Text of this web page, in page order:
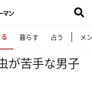
暮らす 占う メ
が苦手な男子